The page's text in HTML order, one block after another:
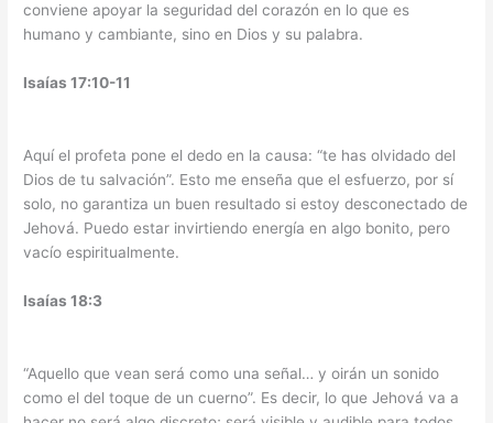
conviene apoyar la seguridad del corazón en lo que es
humano y cambiante, sino en Dios y su palabra.
Isaías 17:10-11
Aquí el profeta pone el dedo en la causa: “te has olvidado del
Dios de tu salvación”. Esto me enseña que el esfuerzo, por sí
solo, no garantiza un buen resultado si estoy desconectado de
Jehová. Puedo estar invirtiendo energía en algo bonito, pero
vacío espiritualmente.
Isaías 18:3
“Aquello que vean será como una señal… y oirán un sonido
como el del toque de un cuerno”. Es decir, lo que Jehová va a